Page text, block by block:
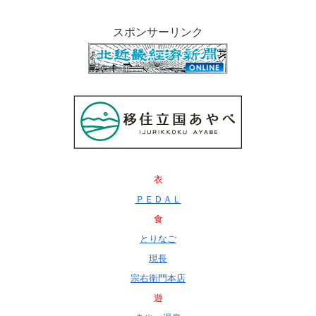
スポンサーリンク
衣
ＰＥＤＡＬ
食
とりなご
現長
宗右衛門本店
遊